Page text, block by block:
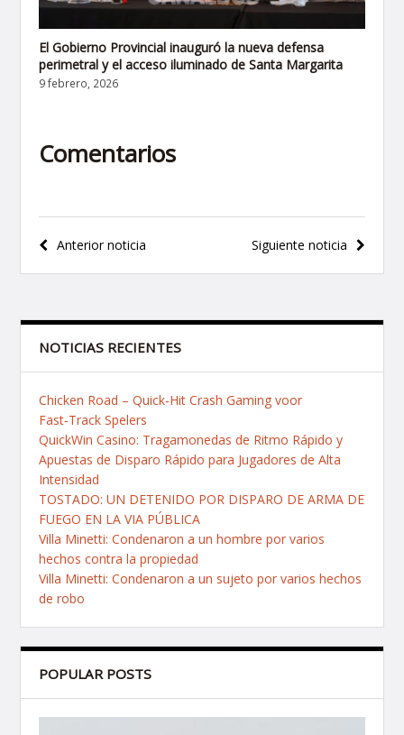
El Gobierno Provincial inauguró la nueva defensa
perimetral y el acceso iluminado de Santa Margarita
9 febrero, 2026
Comentarios
Navegación
de
Siguiente noticia
Anterior noticia
NOTICIAS RECIENTES
Chicken Road – Quick‑Hit Crash Gaming voor
Fast‑Track Spelers
QuickWin Casino: Tragamonedas de Ritmo Rápido y
Apuestas de Disparo Rápido para Jugadores de Alta
Intensidad
TOSTADO: UN DETENIDO POR DISPARO DE ARMA DE
FUEGO EN LA VIA PÚBLICA
Villa Minetti: Condenaron a un hombre por varios
hechos contra la propiedad
Villa Minetti: Condenaron a un sujeto por varios hechos
de robo
POPULAR POSTS